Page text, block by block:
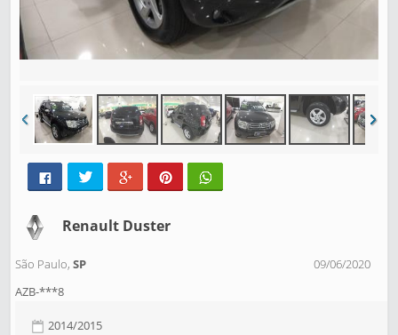
Renault Duster
São Paulo,SP
09/06/2020
AZB-***8
2014/2015